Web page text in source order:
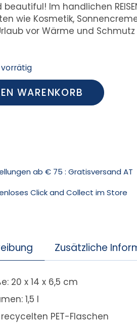
beautiful! Im handlichen
wie Kosmetik,
vor Wärme und Schmutz
vorrätig
WARENKORB
ab € 75 : Gratisversand AT
Click and Collect im Store
Zusätzliche
20 x 14 x 6,5 cm
1,5 l
PET-Flaschen